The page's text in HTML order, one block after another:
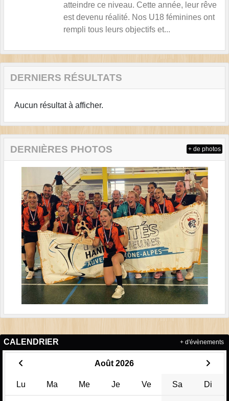
atteindre ce niveau. Cette année, leur rêve
est devenu réalité. Nos U18 féminines ont
rempli tous leurs objectifs et...
DERNIERS RÉSULTATS
Aucun résultat à afficher.
DERNIÈRES PHOTOS + de photos
CALENDRIER
Août 2026
Lu Ma Me Je Ve Sa Di
+ d'évènements